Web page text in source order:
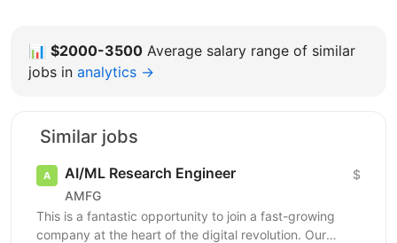
📊 $2000-3500 Average salary range of similar
jobs in analytics →
Similar jobs
AI/ML Research Engineer
AMFG
$
This is a fantastic opportunity to join a fast-growing
company at the heart of the digital revolution. Our